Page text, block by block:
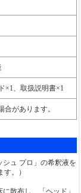
×1、取扱説明書×1
があります。
ュ プロ」の希釈液を
。）